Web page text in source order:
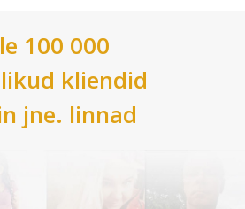
100 000
kliendid
jne. linnad